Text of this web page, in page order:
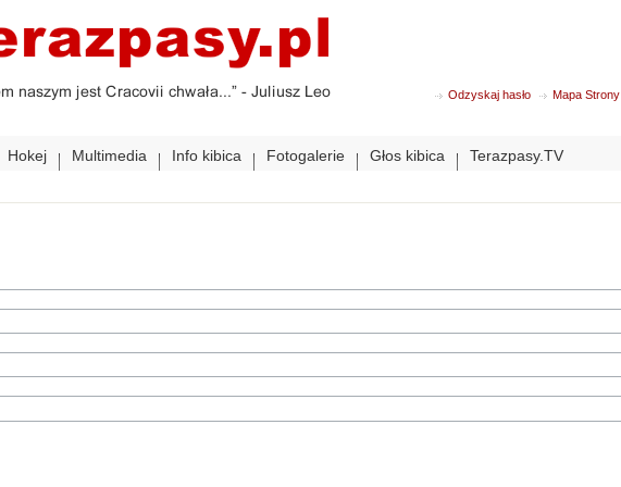
Odzyskaj hasło Mapa Strony
Hokej Multimedia Info kibica Fotogalerie Głos kibica Terazpasy.TV